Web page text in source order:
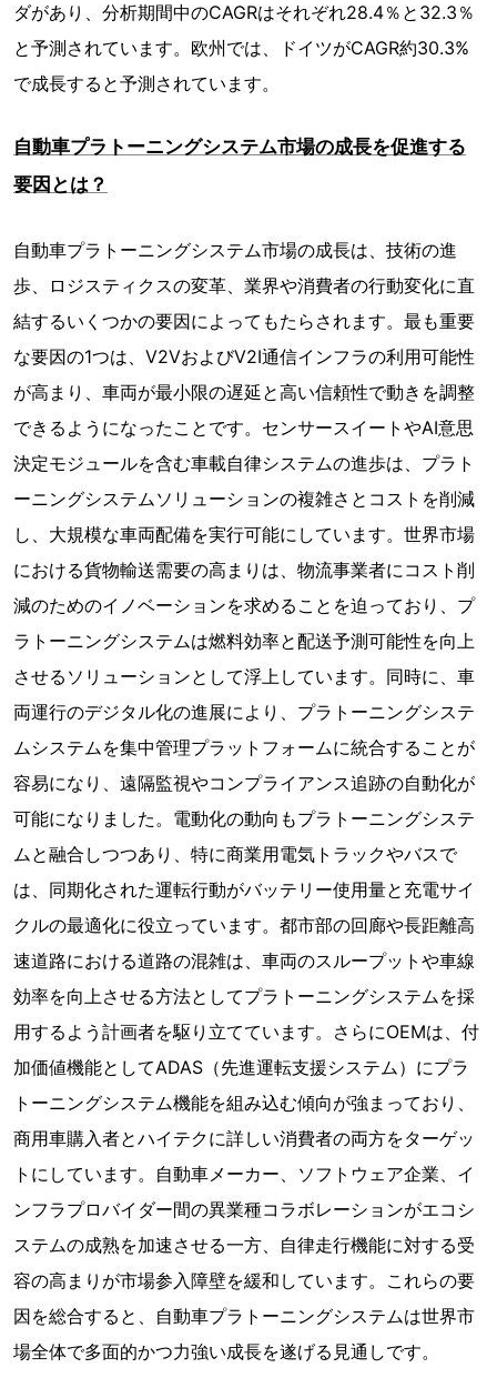
ダがあり、分析期間中のCAGRはそれぞれ28.4％と32.3％
と予測されています。欧州では、ドイツがCAGR約30.3%
で成長すると予測されています。
自動車プラトーニングシステム市場の成長を促進する
要因とは？
自動車プラトーニングシステム市場の成長は、技術の進
歩、ロジスティクスの変革、業界や消費者の行動変化に直
結するいくつかの要因によってもたらされます。最も重要
な要因の1つは、V2VおよびV2I通信インフラの利用可能性
が高まり、車両が最小限の遅延と高い信頼性で動きを調整
できるようになったことです。センサースイートやAI意思
決定モジュールを含む車載自律システムの進歩は、プラト
ーニングシステムソリューションの複雑さとコストを削減
し、大規模な車両配備を実行可能にしています。世界市場
における貨物輸送需要の高まりは、物流事業者にコスト削
減のためのイノベーションを求めることを迫っており、プ
ラトーニングシステムは燃料効率と配送予測可能性を向上
させるソリューションとして浮上しています。同時に、車
両運行のデジタル化の進展により、プラトーニングシステ
ムシステムを集中管理プラットフォームに統合することが
容易になり、遠隔監視やコンプライアンス追跡の自動化が
可能になりました。電動化の動向もプラトーニングシステ
ムと融合しつつあり、特に商業用電気トラックやバスで
は、同期化された運転行動がバッテリー使用量と充電サイ
クルの最適化に役立っています。都市部の回廊や長距離高
速道路における道路の混雑は、車両のスループットや車線
効率を向上させる方法としてプラトーニングシステムを採
用するよう計画者を駆り立てています。さらにOEMは、付
加価値機能としてADAS（先進運転支援システム）にプラ
トーニングシステム機能を組み込む傾向が強まっており、
商用車購入者とハイテクに詳しい消費者の両方をターゲッ
トにしています。自動車メーカー、ソフトウェア企業、イ
ンフラプロバイダー間の異業種コラボレーションがエコシ
ステムの成熟を加速させる一方、自律走行機能に対する受
容の高まりが市場参入障壁を緩和しています。これらの要
因を総合すると、自動車プラトーニングシステムは世界市
場全体で多面的かつ力強い成長を遂げる見通しです。